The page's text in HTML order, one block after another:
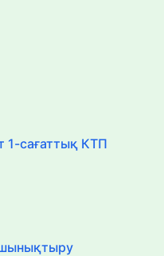
1-сағаттық КТП